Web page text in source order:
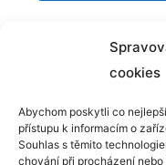
cookies
Abychom poskytli co
přístupu k informacím o
Souhlas s těmito
chování při procházení